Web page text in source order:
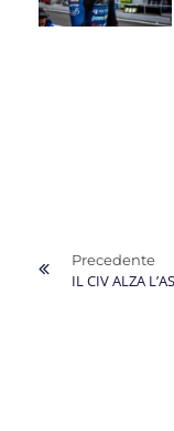
Precedente